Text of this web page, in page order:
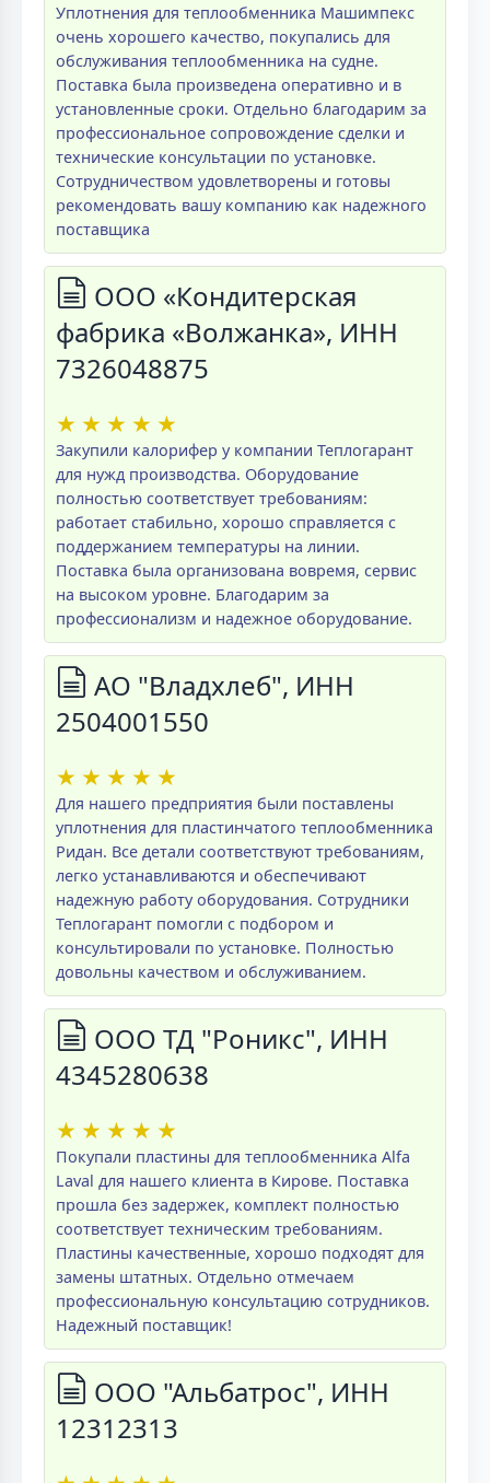
Уплотнения для теплообменника Машимпекс
очень хорошего качество, покупались для
обслуживания теплообменника на судне.
Поставка была произведена оперативно и в
установленные сроки. Отдельно благодарим за
профессиональное сопровождение сделки и
технические консультации по установке.
Сотрудничеством удовлетворены и готовы
рекомендовать вашу компанию как надежного
поставщика
ООО «Кондитерская
фабрика «Волжанка», ИНН
7326048875
★ ★ ★ ★ ★
Закупили калорифер у компании Теплогарант
для нужд производства. Оборудование
полностью соответствует требованиям:
работает стабильно, хорошо справляется с
поддержанием температуры на линии.
Поставка была организована вовремя, сервис
на высоком уровне. Благодарим за
профессионализм и надежное оборудование.
АО "Владхлеб", ИНН
2504001550
★ ★ ★ ★ ★
Для нашего предприятия были поставлены
уплотнения для пластинчатого теплообменника
Ридан. Все детали соответствуют требованиям,
легко устанавливаются и обеспечивают
надежную работу оборудования. Сотрудники
Теплогарант помогли с подбором и
консультировали по установке. Полностью
довольны качеством и обслуживанием.
ООО ТД "Роникс", ИНН
4345280638
★ ★ ★ ★ ★
Покупали пластины для теплообменника Alfa
Laval для нашего клиента в Кирове. Поставка
прошла без задержек, комплект полностью
соответствует техническим требованиям.
Пластины качественные, хорошо подходят для
замены штатных. Отдельно отмечаем
профессиональную консультацию сотрудников.
Надежный поставщик!
ООО "Альбатрос", ИНН
12312313